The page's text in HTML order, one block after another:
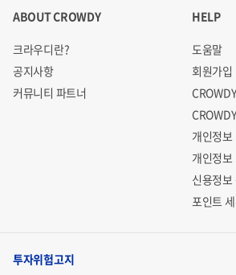
ABOUT CROWDY
크라우디란?
공지사항
커뮤니티 파트너
HELP
도움말
회원가
개인정
개인정
신용정
포인트
투자위험고지